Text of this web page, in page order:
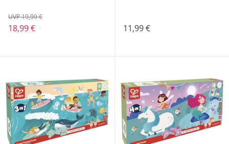
18,99 €
UVP 19,99 €
11,99 €